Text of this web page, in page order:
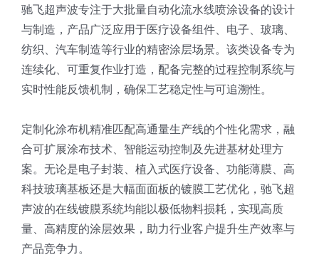
驰飞超声波专注于大批量自动化流水线喷涂设备的设计
与制造，产品广泛应用于医疗设备组件、电子、玻璃、
纺织、汽车制造等行业的精密涂层场景。该类设备专为
连续化、可重复作业打造，配备完整的过程控制系统与
实时性能反馈机制，确保工艺稳定性与可追溯性。
定制化涂布机精准匹配高通量生产线的个性化需求，融
合可扩展涂布技术、智能运动控制及先进基材处理方
案。无论是电子封装、植入式医疗设备、功能薄膜、高
科技玻璃基板还是大幅面面板的镀膜工艺优化，驰飞超
声波的在线镀膜系统均能以极低物料损耗，实现高质
量、高精度的涂层效果，助力行业客户提升生产效率与
产品竞争力。